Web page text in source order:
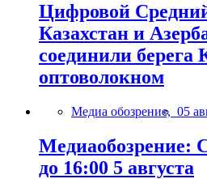
Цифровой
Казахстан и
соединили берега
оптоволокном
Медиа обозрение, 05
Медиаобозрение:
до 16:00 5 августа